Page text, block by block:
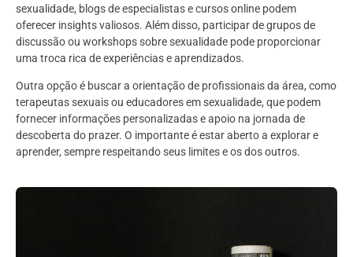
sexualidade, blogs de especialistas e cursos online podem
oferecer insights valiosos. Além disso, participar de grupos de
discussão ou workshops sobre sexualidade pode proporcionar
uma troca rica de experiências e aprendizados.
Outra opção é buscar a orientação de profissionais da área, como
terapeutas sexuais ou educadores em sexualidade, que podem
fornecer informações personalizadas e apoio na jornada de
descoberta do prazer. O importante é estar aberto a explorar e
aprender, sempre respeitando seus limites e os dos outros.